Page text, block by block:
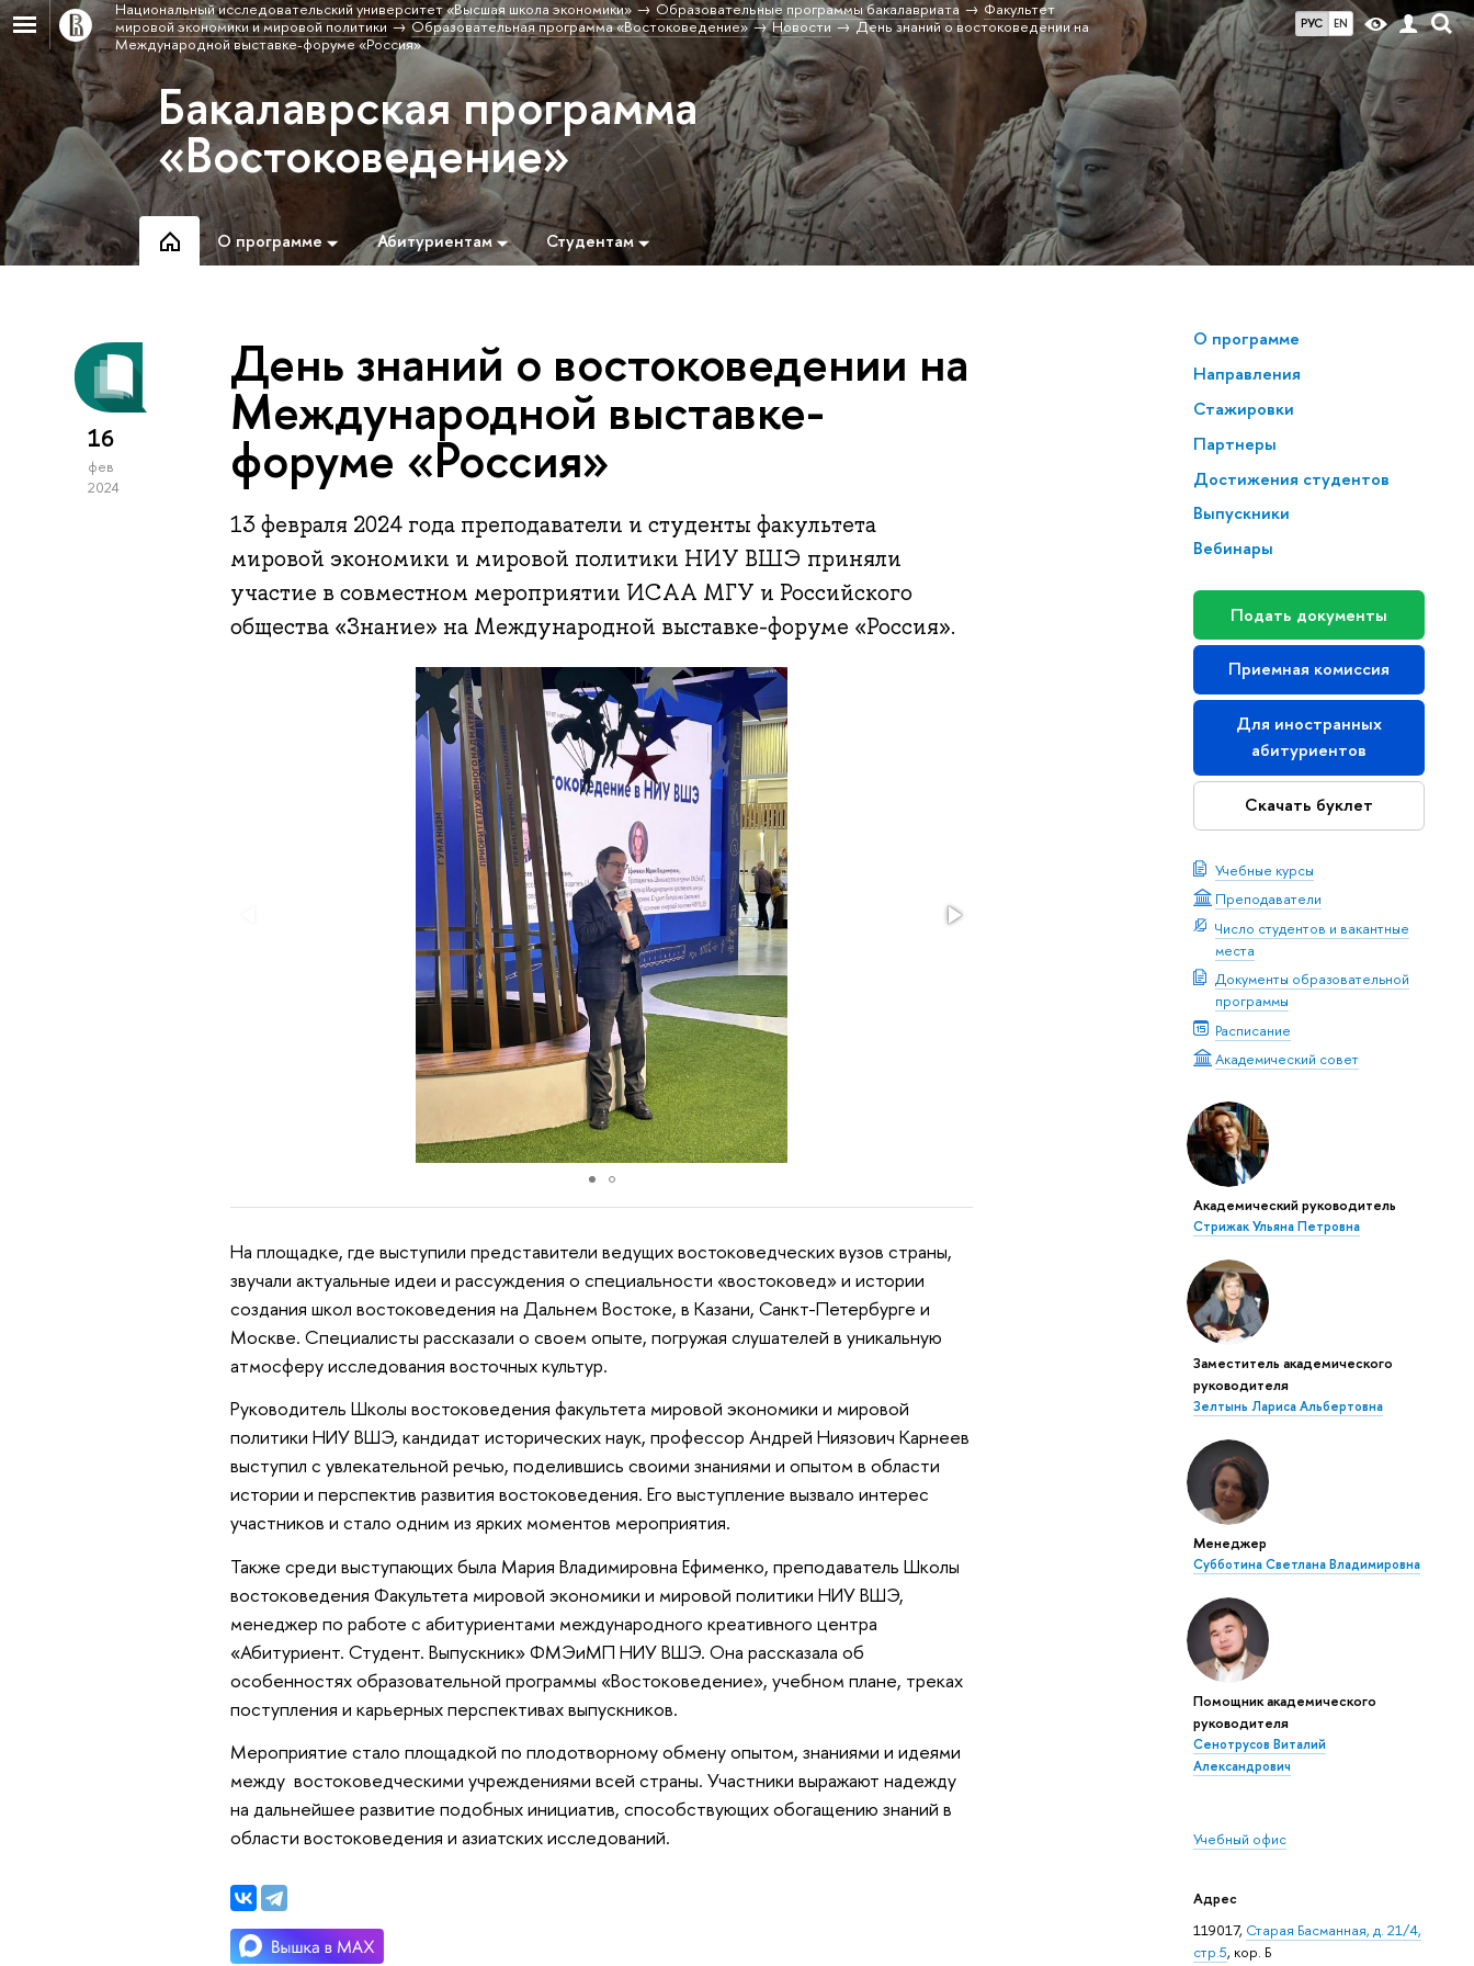
РУС EN
Национальный исследовательский университет «Высшая школа экономики» Образовательные программы бакалавриата
Факультет
мировой экономики и мировой политики
Образовательная программа «Востоковедение» Новости
День знаний о востоковедении на
Международной выставке-форуме «Россия»
Бакалаврская программа
«Востоковедение»
О программе Абитуриентам Студентам
О программе
Направления
Стажировки
Партнеры
Достижения студентов
Выпускники
Вебинары
Подать документы
Приемная комиссия
Для иностранных
абитуриентов
Скачать буклет
Учебные курсы
Преподаватели
Число студентов и вакантные
места
Документы образовательной
программы
Расписание
Академический совет
Академический руководитель
Стрижак Ульяна Петровна
Заместитель академического
руководителя
Зелтынь Лариса Альбертовна
Менеджер
Субботина Светлана Владимировна
Помощник академического
руководителя
Сенотрусов Виталий
Александрович
Учебный офис
Адрес
119017, Старая Басманная, д. 21/4,
стр.5, кор. Б
16
фев
2024
День знаний о востоковедении на
Международной выставке-
форуме «Россия»
13 февраля 2024 года преподаватели и студенты факультета
мировой экономики и мировой политики НИУ ВШЭ приняли
участие в совместном мероприятии ИСАА МГУ и Российского
общества «Знание» на Международной выставке-форуме «Россия».
На площадке, где выступили представители ведущих востоковедческих вузов страны,
звучали актуальные идеи и рассуждения о специальности «востоковед» и истории
создания школ востоковедения на Дальнем Востоке, в Казани, Санкт-Петербурге и
Москве. Специалисты рассказали о своем опыте, погружая слушателей в уникальную
атмосферу исследования восточных культур.
Руководитель Школы востоковедения факультета мировой экономики и мировой
политики НИУ ВШЭ, кандидат исторических наук, профессор Андрей Ниязович Карнеев
выступил с увлекательной речью, поделившись своими знаниями и опытом в области
истории и перспектив развития востоковедения. Его выступление вызвало интерес
участников и стало одним из ярких моментов мероприятия.
Также среди выступающих была Мария Владимировна Ефименко, преподаватель Школы
востоковедения Факультета мировой экономики и мировой политики НИУ ВШЭ,
менеджер по работе с абитуриентами международного креативного центра
«Абитуриент. Студент. Выпускник» ФМЭиМП НИУ ВШЭ. Она рассказала об
особенностях образовательной программы «Востоковедение», учебном плане, треках
поступления и карьерных перспективах выпускников.
Мероприятие стало площадкой по плодотворному обмену опытом, знаниями и идеями
между востоковедческими учреждениями всей страны. Участники выражают надежду
на дальнейшее развитие подобных инициатив, способствующих обогащению знаний в
области востоковедения и азиатских исследований.